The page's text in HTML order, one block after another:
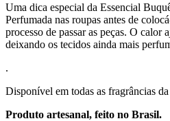
Uma dica especial da Essencial
Perfumada nas roupas antes de
processo de passar as peças. O calor
deixando os tecidos ainda mais
.
Disponível em todas as fragrâncias
Produto artesanal, feito no Brasil.